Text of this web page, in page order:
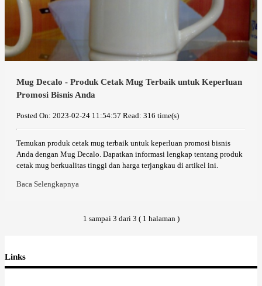
Mug Decalo - Produk Cetak Mug Terbaik untuk Keperluan
Promosi Bisnis Anda
Posted On: 2023-02-24 11:54:57 Read: 316 time(s)
Temukan produk cetak mug terbaik untuk keperluan promosi bisnis
Anda dengan Mug Decalo. Dapatkan informasi lengkap tentang produk
cetak mug berkualitas tinggi dan harga terjangkau di artikel ini.
Baca Selengkapnya
1 sampai 3 dari 3 ( 1 halaman )
Links